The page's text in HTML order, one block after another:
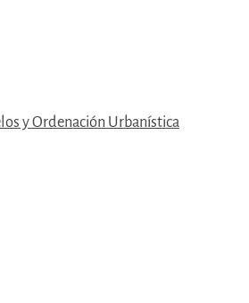
y Ordenación Urbanística